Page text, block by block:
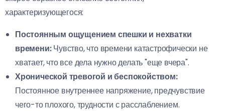
характеризующегося:
Постоянным ощущением спешки и нехватки
времени:Чувство, что времени катастрофически не
хватает, что все дела нужно делать "еще вчера".
Хронической тревогой и беспокойством:
Постоянное внутреннее напряжение, предчувствие
чего-то плохого, трудности с расслаблением.